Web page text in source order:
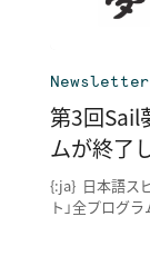
第3回Sail
ムが終了
{:ja} 日本語ス
ト」全プログ